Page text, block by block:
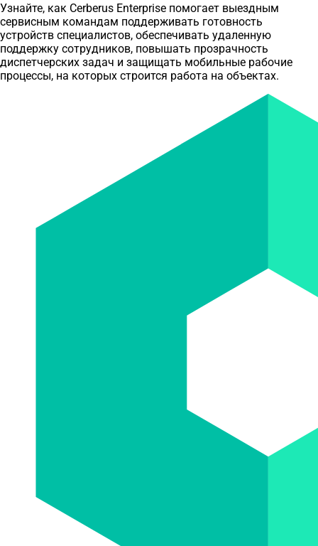
Узнайте, как Cerberus Enterprise помогает выездным
сервисным командам поддерживать готовность
устройств специалистов, обеспечивать удаленную
поддержку сотрудников, повышать прозрачность
диспетчерских задач и защищать мобильные рабочие
процессы, на которых строится работа на объектах.